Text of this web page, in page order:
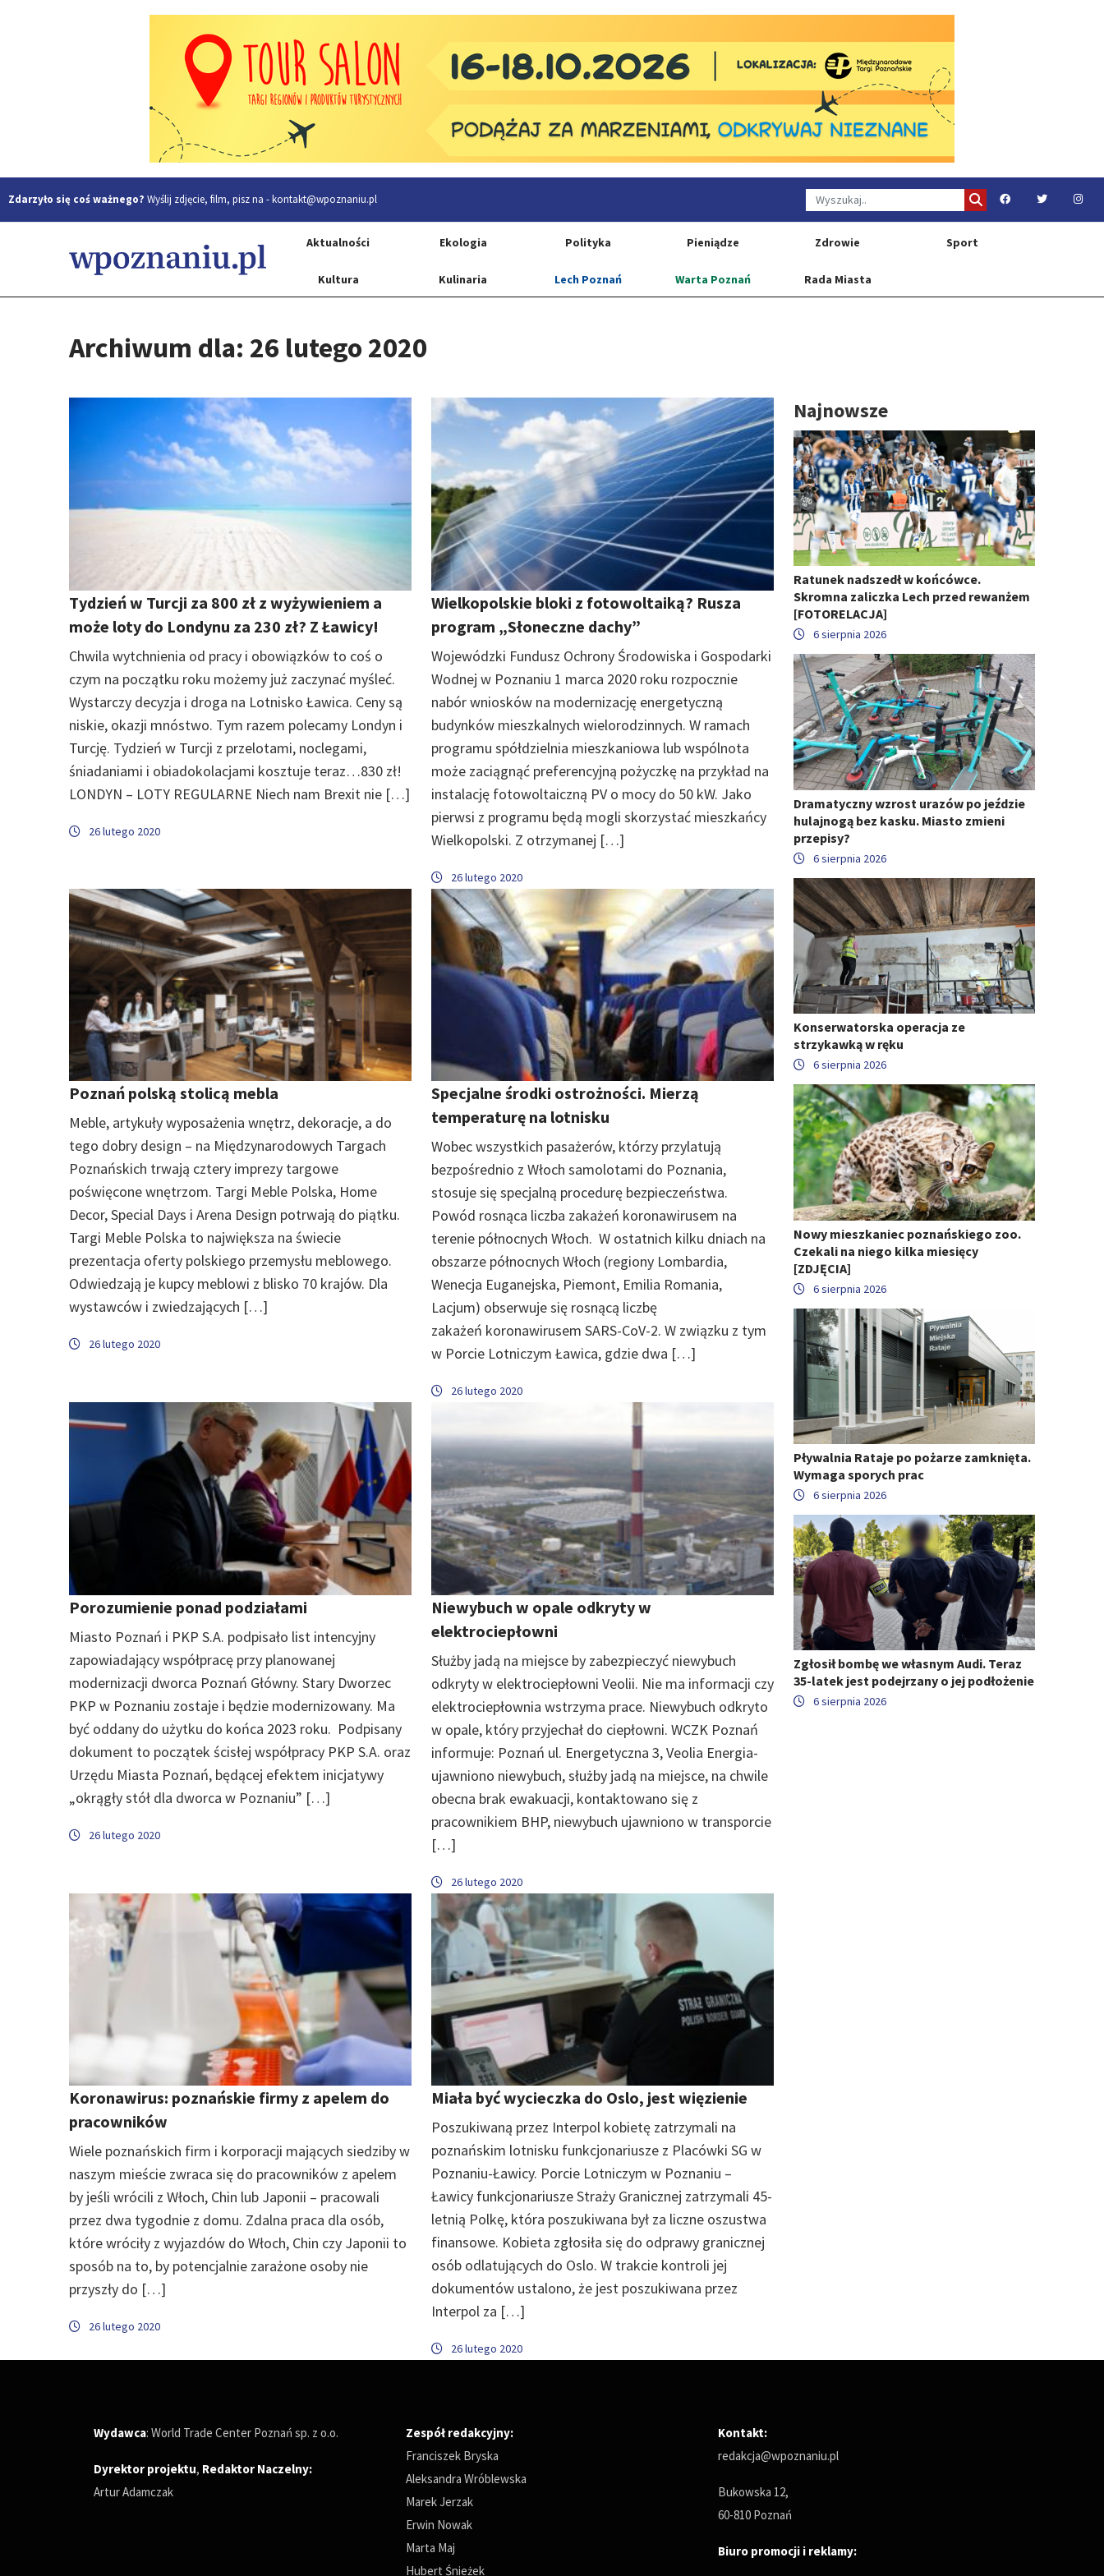
Zdarzyło się coś ważnego? Wyślij zdjęcie, film, pisz na -kontakt@wpoznaniu.pl
Aktualności Ekologia Polityka Pieniądze Zdrowie Sport
Kultura Kulinaria Lech Poznań Warta Poznań Rada Miasta
Archiwum dla: 26 lutego 2020
Tydzień w Turcji za 800 zł z wyżywieniem a
może loty do Londynu za 230 zł? Z Ławicy!
Chwila wytchnienia od pracy i obowiązków to coś o
czym na początku roku możemy już zaczynać myśleć.
Wystarczy decyzja i droga na Lotnisko Ławica. Ceny są
niskie, okazji mnóstwo. Tym razem polecamy Londyn i
Turcję. Tydzień w Turcji z przelotami, noclegami,
śniadaniami i obiadokolacjami kosztuje teraz…830 zł!
LONDYN – LOTY REGULARNE Niech nam Brexit nie […]
26 lutego 2020
Wielkopolskie bloki z fotowoltaiką? Rusza
program „Słoneczne dachy”
Wojewódzki Fundusz Ochrony Środowiska i Gospodarki
Wodnej w Poznaniu 1 marca 2020 roku rozpocznie
nabór wniosków na modernizację energetyczną
budynków mieszkalnych wielorodzinnych. W ramach
programu spółdzielnia mieszkaniowa lub wspólnota
może zaciągnąć preferencyjną pożyczkę na przykład na
instalację fotowoltaiczną PV o mocy do 50 kW. Jako
pierwsi z programu będą mogli skorzystać mieszkańcy
Wielkopolski. Z otrzymanej […]
26 lutego 2020
Poznań polską stolicą mebla
Meble, artykuły wyposażenia wnętrz, dekoracje, a do
tego dobry design – na Międzynarodowych Targach
Poznańskich trwają cztery imprezy targowe
poświęcone wnętrzom. Targi Meble Polska, Home
Decor, Special Days i Arena Design potrwają do piątku.
Targi Meble Polska to największa na świecie
prezentacja oferty polskiego przemysłu meblowego.
Odwiedzają je kupcy meblowi z blisko 70 krajów. Dla
wystawców i zwiedzających […]
26 lutego 2020
Specjalne środki ostrożności. Mierzą
temperaturę na lotnisku
Wobec wszystkich pasażerów, którzy przylatują
bezpośrednio z Włoch samolotami do Poznania,
stosuje się specjalną procedurę bezpieczeństwa.
Powód rosnąca liczba zakażeń koronawirusem na
terenie północnych Włoch. W ostatnich kilku dniach na
obszarze północnych Włoch (regiony Lombardia,
Wenecja Euganejska, Piemont, Emilia Romania,
Lacjum) obserwuje się rosnącą liczbę
zakażeń koronawirusem SARS-CoV-2. W związku z tym
w Porcie Lotniczym Ławica, gdzie dwa […]
26 lutego 2020
Porozumienie ponad podziałami
Miasto Poznań i PKP S.A. podpisało list intencyjny
zapowiadający współpracę przy planowanej
modernizacji dworca Poznań Główny. Stary Dworzec
PKP w Poznaniu zostaje i będzie modernizowany. Ma
być oddany do użytku do końca 2023 roku. Podpisany
dokument to początek ścisłej współpracy PKP S.A. oraz
Urzędu Miasta Poznań, będącej efektem inicjatywy
„okrągły stół dla dworca w Poznaniu” […]
26 lutego 2020
Niewybuch w opale odkryty w
elektrociepłowni
Służby jadą na miejsce by zabezpieczyć niewybuch
odkryty w elektrociepłowni Veolii. Nie ma informacji czy
elektrociepłownia wstrzyma prace. Niewybuch odkryto
w opale, który przyjechał do ciepłowni. WCZK Poznań
informuje: Poznań ul. Energetyczna 3, Veolia Energia-
ujawniono niewybuch, służby jadą na miejsce, na chwile
obecna brak ewakuacji, kontaktowano się z
pracownikiem BHP, niewybuch ujawniono w transporcie
[…]
26 lutego 2020
Koronawirus: poznańskie firmy z apelem do
pracowników
Wiele poznańskich firm i korporacji mających siedziby w
naszym mieście zwraca się do pracowników z apelem
by jeśli wrócili z Włoch, Chin lub Japonii – pracowali
przez dwa tygodnie z domu. Zdalna praca dla osób,
które wróciły z wyjazdów do Włoch, Chin czy Japonii to
sposób na to, by potencjalnie zarażone osoby nie
przyszły do […]
26 lutego 2020
Miała być wycieczka do Oslo, jest więzienie
Poszukiwaną przez Interpol kobietę zatrzymali na
poznańskim lotnisku funkcjonariusze z Placówki SG w
Poznaniu-Ławicy. Porcie Lotniczym w Poznaniu –
Ławicy funkcjonariusze Straży Granicznej zatrzymali 45-
letnią Polkę, która poszukiwana był za liczne oszustwa
finansowe. Kobieta zgłosiła się do odprawy granicznej
osób odlatujących do Oslo. W trakcie kontroli jej
dokumentów ustalono, że jest poszukiwana przez
Interpol za […]
26 lutego 2020
Najnowsze
Ratunek nadszedł w końcówce.
Skromna zaliczka Lech przed rewanżem
[FOTORELACJA]
6 sierpnia 2026
Dramatyczny wzrost urazów po jeździe
hulajnogą bez kasku. Miasto zmieni
przepisy?
6 sierpnia 2026
Konserwatorska operacja ze
strzykawką w ręku
6 sierpnia 2026
Nowy mieszkaniec poznańskiego zoo.
Czekali na niego kilka miesięcy
[ZDJĘCIA]
6 sierpnia 2026
Pływalnia Rataje po pożarze zamknięta.
Wymaga sporych prac
6 sierpnia 2026
Zgłosił bombę we własnym Audi. Teraz
35-latek jest podejrzany o jej podłożenie
6 sierpnia 2026
Wydawca: World Trade Center Poznań sp. z o.o.
Dyrektor projektu, Redaktor Naczelny:
Artur Adamczak
Zespół redakcyjny:
Franciszek Bryska
Aleksandra Wróblewska
Marek Jerzak
Erwin Nowak
Marta Maj
Hubert Śnieżek
Kontakt:
redakcja@wpoznaniu.pl
Bukowska 12,
60-810 Poznań
Biuro promocji i reklamy: